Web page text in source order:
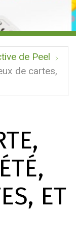
de Peel
de cartes,
ET